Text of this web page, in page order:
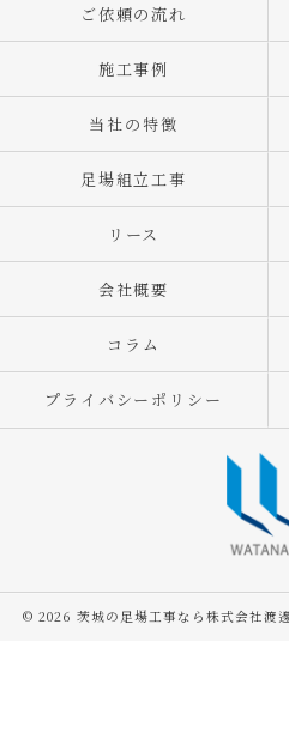
ご依頼の流れ
施工事例
当社の特徴
足場組立工事
リース
会社概要
コラム
プライバシーポリシー
© 2026 茨城の足場工事なら株式会社